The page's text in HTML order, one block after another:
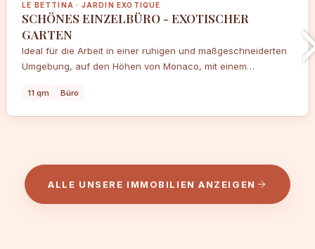
LE BETTINA · JARDIN EXOTIQUE
SCHÖNES EINZELBÜRO - EXOTISCHER
GARTEN
Ideal für die Arbeit in einer ruhigen und maßgeschneiderten
Umgebung, auf den Höhen von Monaco, mit einem
Frankreich. Der ideale Ort für Unternehmen, für diejenigen,
11 qm Büro
ALLE UNSERE IMMOBILIEN ANZEIGEN